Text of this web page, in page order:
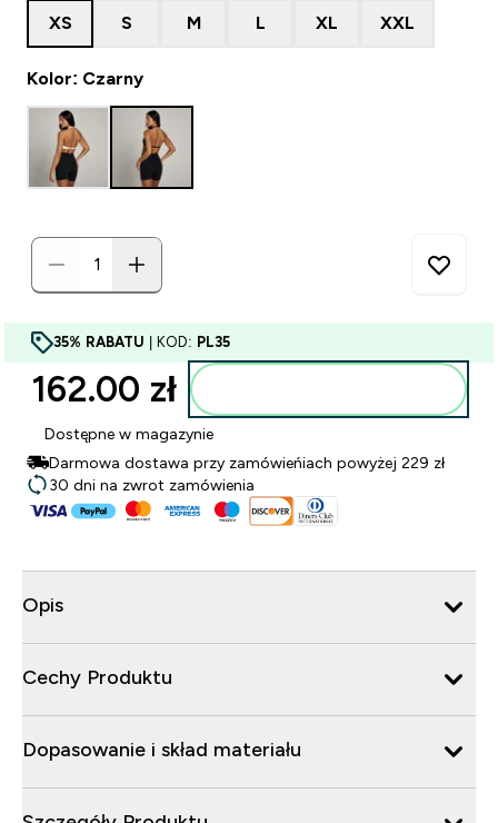
XS S M L XL XXL
Kolor: Czarny
35% RABATU | KOD: PL35
162.00 zł‎
Dostępne w magazynie
Darmowa dostawa przy zamówieńiach powyżej 229 zł
30 dni na zwrot zamówienia
Opis
Cechy Produktu
Dopasowanie i skład materiału